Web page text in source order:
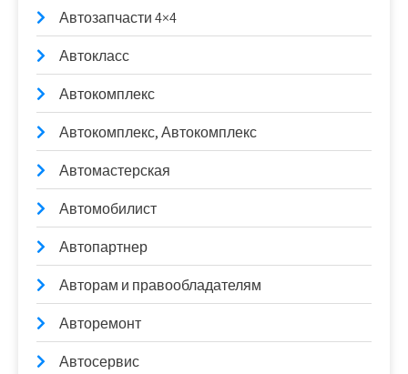
Автозапчасти 4×4
Автокласс
Автокомплекс
Автокомплекс, Автокомплекс
Автомастерская
Автомобилист
Автопартнер
Авторам и правообладателям
Авторемонт
Автосервис